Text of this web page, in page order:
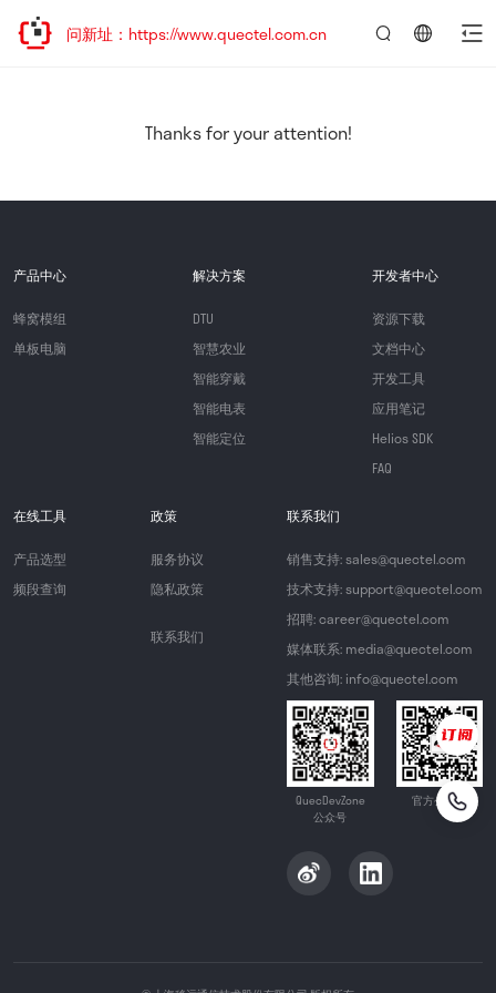
欢迎访问新址：https://www.quectel.com.cn
Thanks for your attention!
产品中心
蜂窝模组
单板电脑
解决方案
DTU
智慧农业
智能穿戴
智能电表
智能定位
开发者中心
资源下载
文档中心
开发工具
应用笔记
Helios SDK
FAQ
在线工具
产品选型
频段查询
政策
服务协议
隐私政策
联系我们
联系我们
销售支持: sales@quectel.com
技术支持: support@quectel.com
招聘: career@quectel.com
媒体联系: media@quectel.com
其他咨询: info@quectel.com
QuecDevZone
公众号
官方公众号